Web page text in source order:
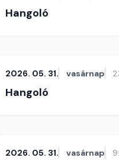
Hangoló
2026. 05. 31. vasárnap
Hangoló
2026. 05. 31. vasárnap